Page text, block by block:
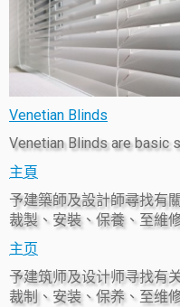
Venetian Blinds
Venetian Blinds are basic
主頁
予建築師及設計師尋找有
裁製、安裝、保養、至維
主页
予建筑师及设计师寻找有
裁制、安装、保养、至维